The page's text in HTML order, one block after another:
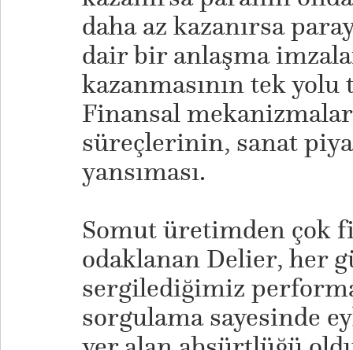
daha az kazanırsa
dair bir anlaşma
kazanmasının tek yolu
Finansal
süreçlerinin, sanat
yansıması.
Somut üretimden çok
odaklanan Delier, her
sergilediğimiz
sorgulama sayesinde